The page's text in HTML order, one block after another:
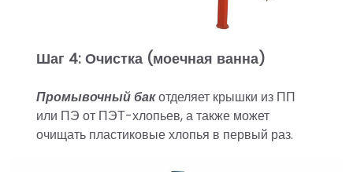
Шаг 4: Очистка (моечная ванна)
Промывочный бакотделяет крышки из ПП
или ПЭ от ПЭТ-хлопьев, а также может
очищать пластиковые хлопья в первый раз.